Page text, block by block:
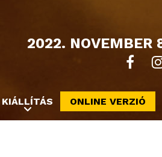
2022. NOVEMBER
KIÁLLÍTÁS ONLINE VERZIÓ